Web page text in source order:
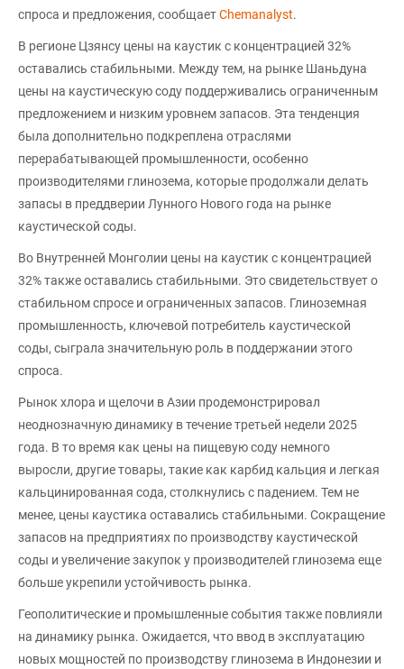
спроса и предложения, сообщаетChemanalyst.
В регионе Цзянсу цены на каустик с концентрацией 32%
оставались стабильными. Между тем, на рынке Шаньдуна
цены на каустическую соду поддерживались ограниченным
предложением и низким уровнем запасов. Эта тенденция
была дополнительно подкреплена отраслями
перерабатывающей промышленности, особенно
производителями глинозема, которые продолжали делать
запасы в преддверии Лунного Нового года на рынке
каустической соды.
Во Внутренней Монголии цены на каустик с концентрацией
32% также оставались стабильными. Это свидетельствует о
стабильном спросе и ограниченных запасов. Глиноземная
промышленность, ключевой потребитель каустической
соды, сыграла значительную роль в поддержании этого
спроса.
Рынок хлора и щелочи в Азии продемонстрировал
неоднозначную динамику в течение третьей недели 2025
года. В то время как цены на пищевую соду немного
выросли, другие товары, такие как карбид кальция и легкая
кальцинированная сода, столкнулись с падением. Тем не
менее, цены каустика оставались стабильными. Сокращение
запасов на предприятиях по производству каустической
соды и увеличение закупок у производителей глинозема еще
больше укрепили устойчивость рынка.
Геополитические и промышленные события также повлияли
на динамику рынка. Ожидается, что ввод в эксплуатацию
новых мощностей по производству глинозема в Индонезии и